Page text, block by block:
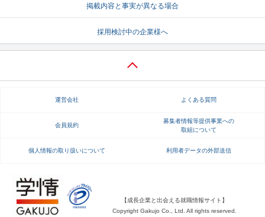
掲載内容と事実が異なる場合
採用検討中の企業様へ
運営会社 よくある質問
会員規約
募集者情報等提供事業への
取組について
個人情報の取り扱いについて 利用者データの外部送信
【成長企業と出会える就職情報サイト】
Copyright Gakujo Co., Ltd. All rights reserved.